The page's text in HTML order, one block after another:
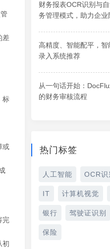
差
标
或
完
初
财务报表OCR识别与
务管理模式，助力企业
高精度、智能配平，智
录入系统推荐
从一句话开始：
的财务审核流程
热门标签
人工智能 OCR识
IT 计算机视觉
银行 驾驶证识别
保险